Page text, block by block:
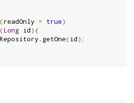
(readOnly = true)
(Long id){
. getOne(id);